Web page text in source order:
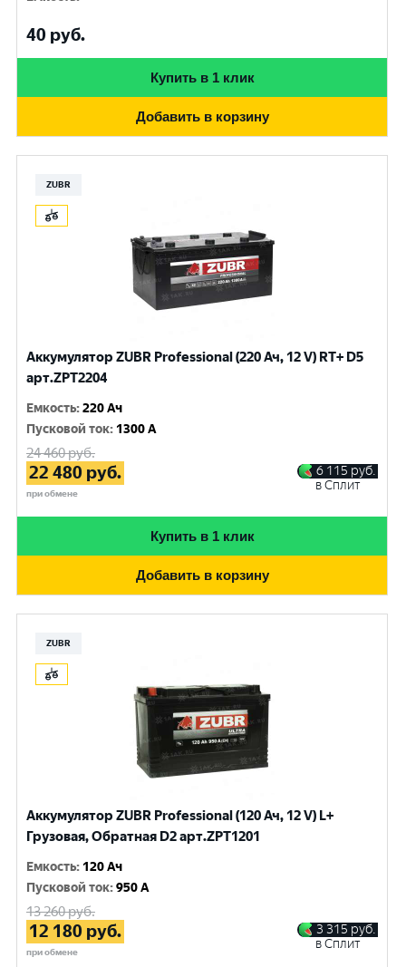
40 руб.
Купить в 1 клик
Добавить в корзину
ZUBR
Аккумулятор ZUBR Professional (220 Ач, 12 V) RT+ D5
арт.ZPT2204
Емкость:220 Ач
Пусковой ток: 1300 A
24 460руб.
22 480 руб.
при обмене
6 115 руб.
в Сплит
Купить в 1 клик
Добавить в корзину
ZUBR
Аккумулятор ZUBR Professional (120 Ач, 12 V) L+
Грузовая, Обратная D2 арт.ZPT1201
Емкость: 120 Ач
Пусковой ток:950 A
13 260руб.
12 180 руб.
при обмене
3 315 руб.
в Сплит